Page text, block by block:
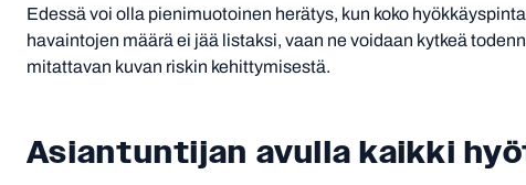
Edessä voi olla pienimuotoinen herätys, kun koko
havaintojen määrä ei jää listaksi, vaan ne voidaan kytkeä
mitattavan kuvan riskin kehittymisestä.
Asiantuntijan avulla kaikki